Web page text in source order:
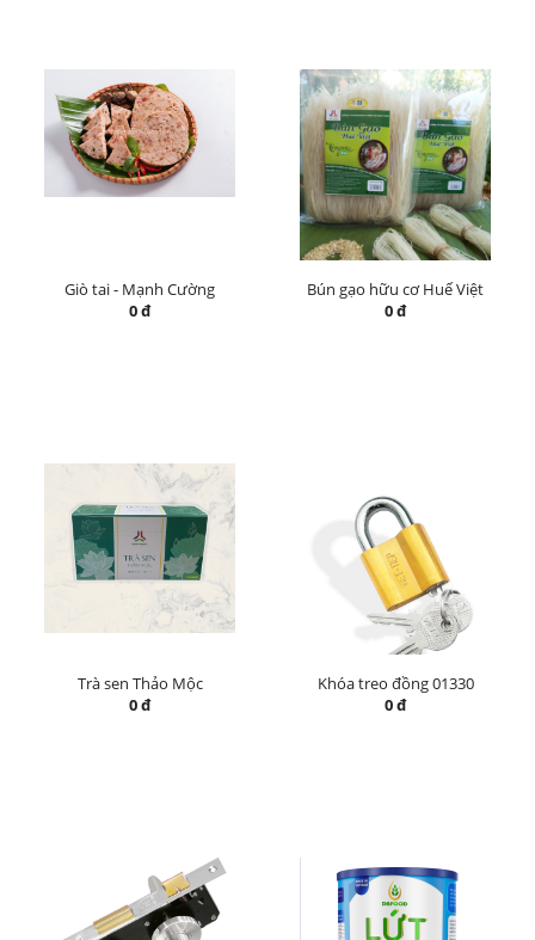
Giò tai - Mạnh Cường
0 đ
Bún gạo hữu cơ Huế Việt
0 đ
Trà sen Thảo Mộc
0 đ
Khóa treo đồng 01330
0 đ